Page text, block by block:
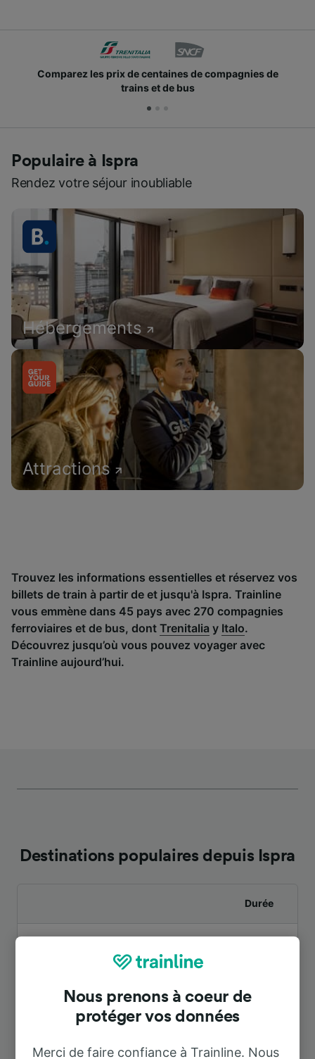
centaines de compagnies de
Des millions de
Populaire à Ispra
Rendez votre séjour inoubliable
Hébergements
Attractions
Trouvez les informations essentielles et réservez vos
billets de train à partir de et jusqu'à Ispra. Trainline
vous emmène dans 45 pays avec 270 compagnies
ferroviaires et de bus, dont Trenitalia y Italo.
Découvrez jusqu’où vous pouvez voyager avec
Trainline aujourd’hui.
Destinations populaires depuis Ispra
Durée
À Ozzano
Nous prenons à coeur de
protéger vos données
Merci de faire confiance à Trainline. Nous